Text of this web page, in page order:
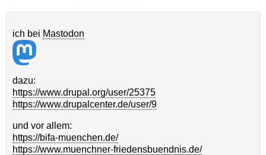
ich bei Mastodon
dazu:
https://www.drupal.org/user/25375
https://www.drupalcenter.de/user/9
und vor allem:
https://bifa-muenchen.de/
https://www.muenchner-friedensbuendnis.de/